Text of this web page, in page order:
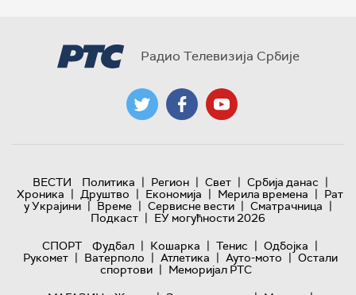
Радио Телевизија Србије
ВЕСТИ Политика | Регион | Свет | Србија данас |
Хроника | Друштво | Економија | Мерила времена | Рат
у Украјини | Време | Сервисне вести | Сматрачница |
Подкаст | ЕУ могућности 2026
СПОРТ
Фудбал | Кошарка | Тенис | Одбојка |
Рукомет | Ватерполо | Атлетика | Ауто-мото | Остали
спортови | Меморијал РТС